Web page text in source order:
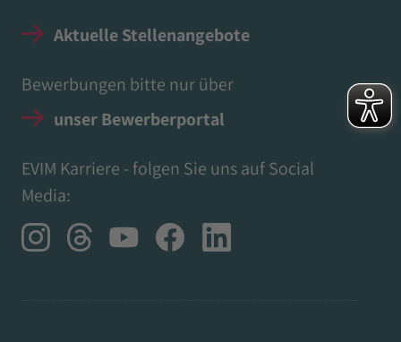
Aktuelle Stellenangebote
Bewerbungen bitte nur über
unser Bewerberportal
EVIM Karriere - folgen Sie uns auf Social
Media: